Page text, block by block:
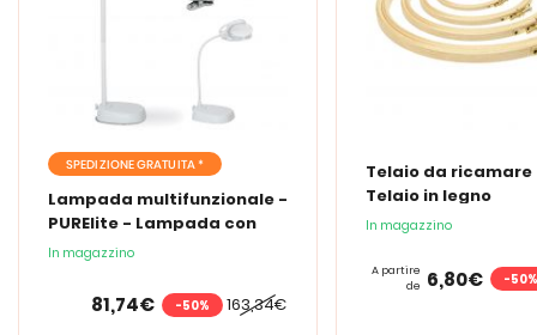
SPEDIZIONE GRATUITA *
Lampada multifunzionale -
PURElite - Lampada con
lente d'ingrandimento
In magazzino
163,34€
81,74€ -50%
Telaio da ricamare
Telaio in legno
In magazzino
A partire
de 6,80€ -50%